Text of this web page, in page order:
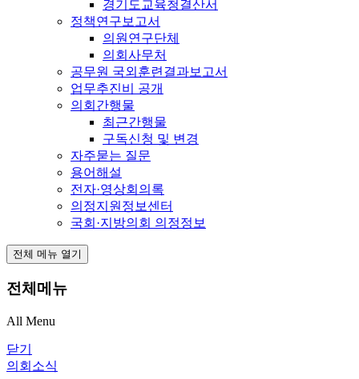
경기도교육청결산서
정책연구보고서
의원연구단체
의회사무처
공무원 국외훈련결과보고서
업무추진비 공개
의회간행물
최근간행물
구독신청 및 변경
자주묻는 질문
용어해설
전자·영상회의록
의정지원정보센터
국회·지방의회 의정정보
전체 메뉴 열기
전체메뉴
All Menu
닫기
의회소식